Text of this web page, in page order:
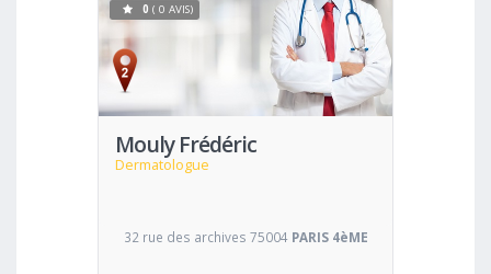
Mouly Frédéric
Dermatologue
Voir
0 ( 0 AVIS)
32 rue des archives 75004 PARIS 4èME